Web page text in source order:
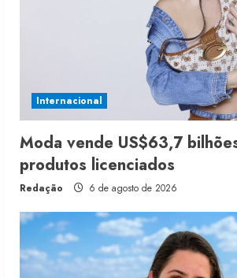
Internacional
Moda vende US$63,7
produtos licenciados
Redação 6 de agosto de 2026